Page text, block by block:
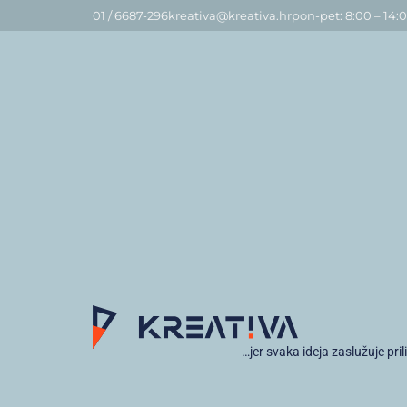
01 / 6687-296kreativa@kreativa.hrpon-pet: 8:00 –
…jer svaka ideja zaslužuje